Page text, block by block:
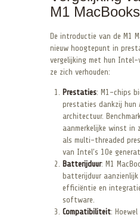
M1 MacBooks
De introductie van de M1
nieuw hoogtepunt in
vergelijking met hun Intel-
ze zich verhouden:
Prestaties: M1-chips
prestaties dankzij hun
architectuur.
aanmerkelijke winst in
als multi-threaded
van Intel’s 10e
Batterijduur: M1
batterijduur
efficiëntie en
software.
Compatibiliteit: Hoewel